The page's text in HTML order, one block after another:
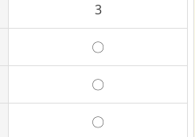
3
〇
〇
〇